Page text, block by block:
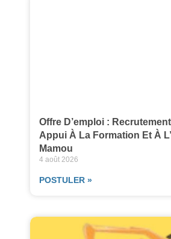
Offre D’emploi :
Appui À La Formation Et À
Mamou
4 août 2026
POSTULER »